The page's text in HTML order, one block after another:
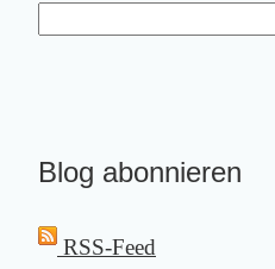
Blog abonnieren
RSS-Feed